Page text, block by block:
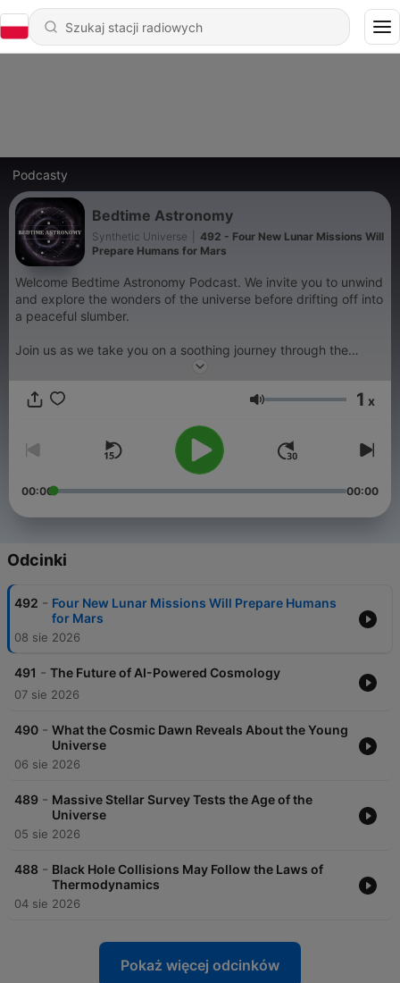
Podcasty
Bedtime Astronomy
Synthetic Universe
492 - Four New Lunar Missions Will
Prepare Humans for Mars
Welcome Bedtime Astronomy Podcast. We invite you to unwind
and explore the wonders of the universe before drifting off into
a peaceful slumber.
Join us as we take you on a soothing journey through the
cosmos, sharing captivating stories about stars, planets,
deliver deeply researched scientific content without
compromise. The tech just lets us focus on what matters:
bringing you mind-expanding content.
a seasoned stargazer or simply curious about the cosmos, our
imagination.
Głośność 1 x
00:00 00:00
Odcinki
492 - Four New Lunar Missions Will Prepare Humans
for Mars
08 sie 2026
491 - The Future of AI-Powered Cosmology
07 sie 2026
490 - What the Cosmic Dawn Reveals About the Young
Universe
06 sie 2026
489 - Massive Stellar Survey Tests the Age of the
Universe
05 sie 2026
488 - Black Hole Collisions May Follow the Laws of
Thermodynamics
04 sie 2026
Pokaż więcej odcinków